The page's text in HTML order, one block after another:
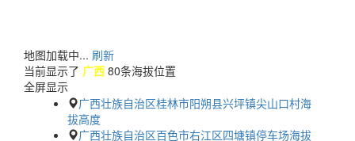
地图加载中... 刷新
当前显示了 广西 80条海拔位置
全屏显示
广西壮族自治区桂林市阳朔县兴坪镇尖山口村海
拔高度
广西壮族自治区百色市右江区四塘镇停车场海拔